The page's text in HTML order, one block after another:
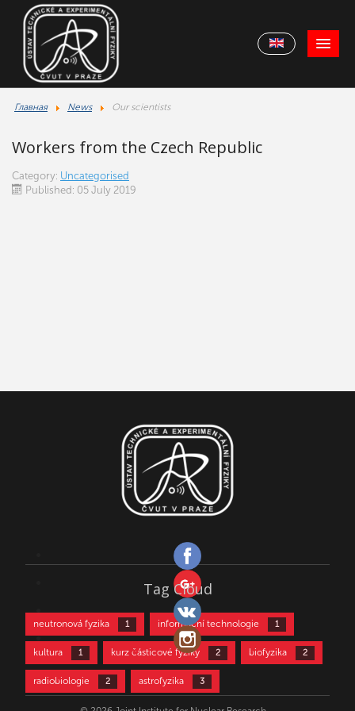
Главная News Our scientists
Workers from the Czech Republic
Category: Uncategorised
Published: 05 July 2019
Tag Cloud
neutronová fyzika 1 informační technologie 1
kultura 1 kurz částicové fyziky 2 biofyzika 2
radiobiologie 2 astrofyzika 3